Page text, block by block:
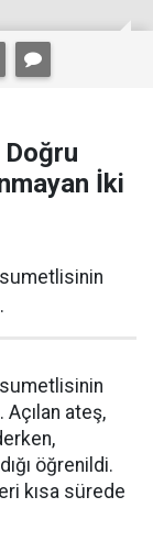
Doğru
İki
Açılan ateş,
öğrenildi.
kısa sürede